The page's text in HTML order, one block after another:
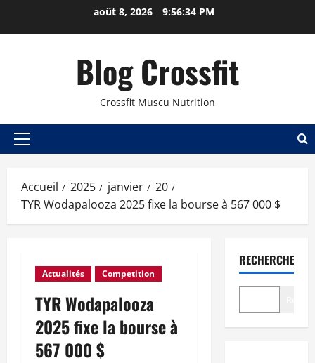
août 8, 2026 9:56:35 PM
Blog Crossfit
Crossfit Muscu Nutrition
Accueil 2025 janvier
20
TYR Wodapalooza 2025 fixe la bourse à 567 000 $
Actualités Competition
TYR Wodapalooza
2025 fixe la bourse à
567 000 $
RECHERCHER